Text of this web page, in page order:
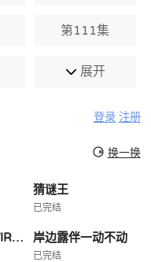
第111集
展开
登录 注册
换一换
猜谜王
已完结
巴哈姆特之怒VIRGINSOUL 岸边露伴一动不动
已完结